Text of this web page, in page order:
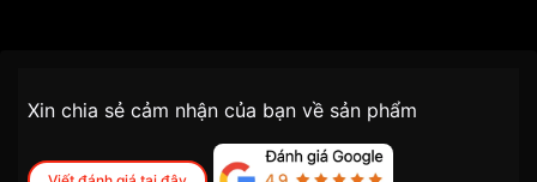
SKU SPB113J
tiện lợi –
nhanh chóng – minh bạch
Xin chia sẻ cảm nhận của bạn về sản phẩm